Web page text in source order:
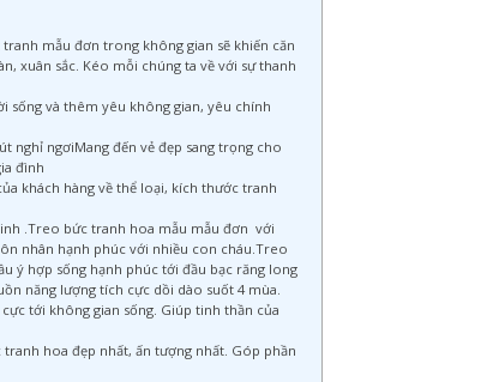
mẫu đơn trong không gian sẽ khiến căn
xuân sắc. Kéo mỗi chúng ta về với sự thanh
sống và thêm yêu không gian, yêu chính
nghỉ ngơiMang đến vẻ đẹp sang trọng cho
đình
khách hàng về thể loại, kích thước tranh
.Treo bức tranh hoa mẫu mẫu đơn với
nhân hạnh phúc với nhiều con cháu.Treo
ý hợp sống hạnh phúc tới đầu bạc răng long
năng lượng tích cực dồi dào suốt 4 mùa.
tới không gian sống. Giúp tinh thần của
hoa đẹp nhất, ấn tượng nhất. Góp phần